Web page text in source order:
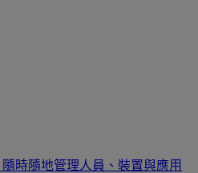
隨時隨地管理人員、裝置與應用